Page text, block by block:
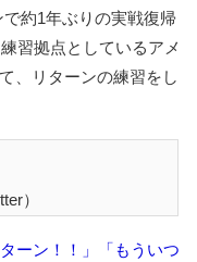
約1年ぶりの実戦復帰
習拠点としているアメ
、リターンの練習をし
）
ターン！！」「もういつ